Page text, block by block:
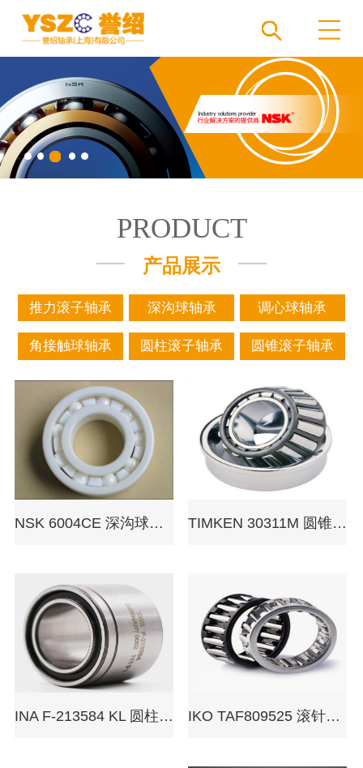
PRODUCT
产品展示
推力滚子轴承 深沟球轴承 调心球轴承
角接触球轴承 圆柱滚子轴承 圆锥滚子轴承
NSK 6004CE 深沟球轴承 TIMKEN 30311M 圆锥滚子轴承
INA F-213584 KL 圆柱滚子轴承 IKO TAF809525 滚针轴承